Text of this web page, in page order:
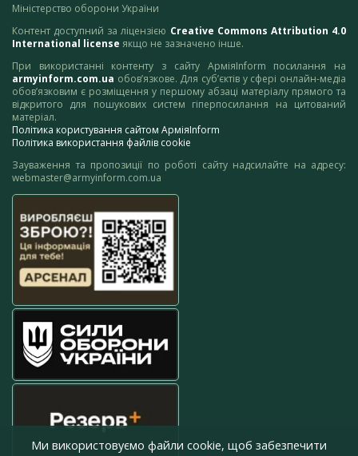
Міністерство оборони України
Контент доступний за ліцензією Creative Commons Attribution 4.0
International license якщо не зазначено інше.
При використанні контенту з сайту АрміяInform посилання на
armyinform.com.ua обов’язкове. Для суб’єктів у сфері онлайн-медіа
обов’язковим є розміщення у першому абзаці матеріалу прямого та
відкритого для пошукових систем гіперпосилання на цитований
матеріал.
Політика користування сайтом АрміяInform
Політика використання файлів cookie
Зауваження та пропозиції по роботі сайту надсилайте на адресу:
webmaster@armyinform.com.ua
Ми використовуємо файли cookie, щоб забезпечити